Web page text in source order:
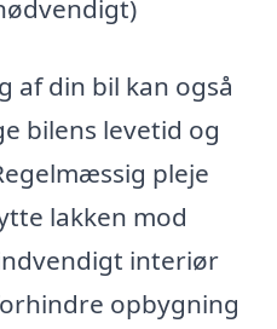
af din bil kan også
bilens levetid og
pleje
lakken mod
interiør
opbygning